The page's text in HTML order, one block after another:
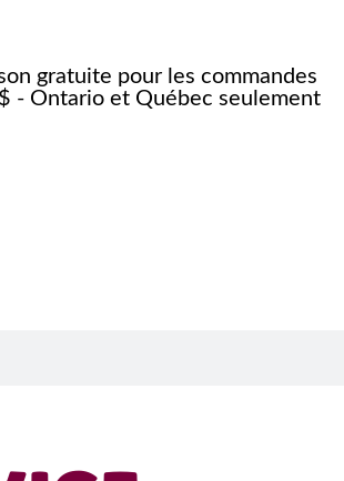
gratuite pour les commandes
- Ontario et Québec seulement